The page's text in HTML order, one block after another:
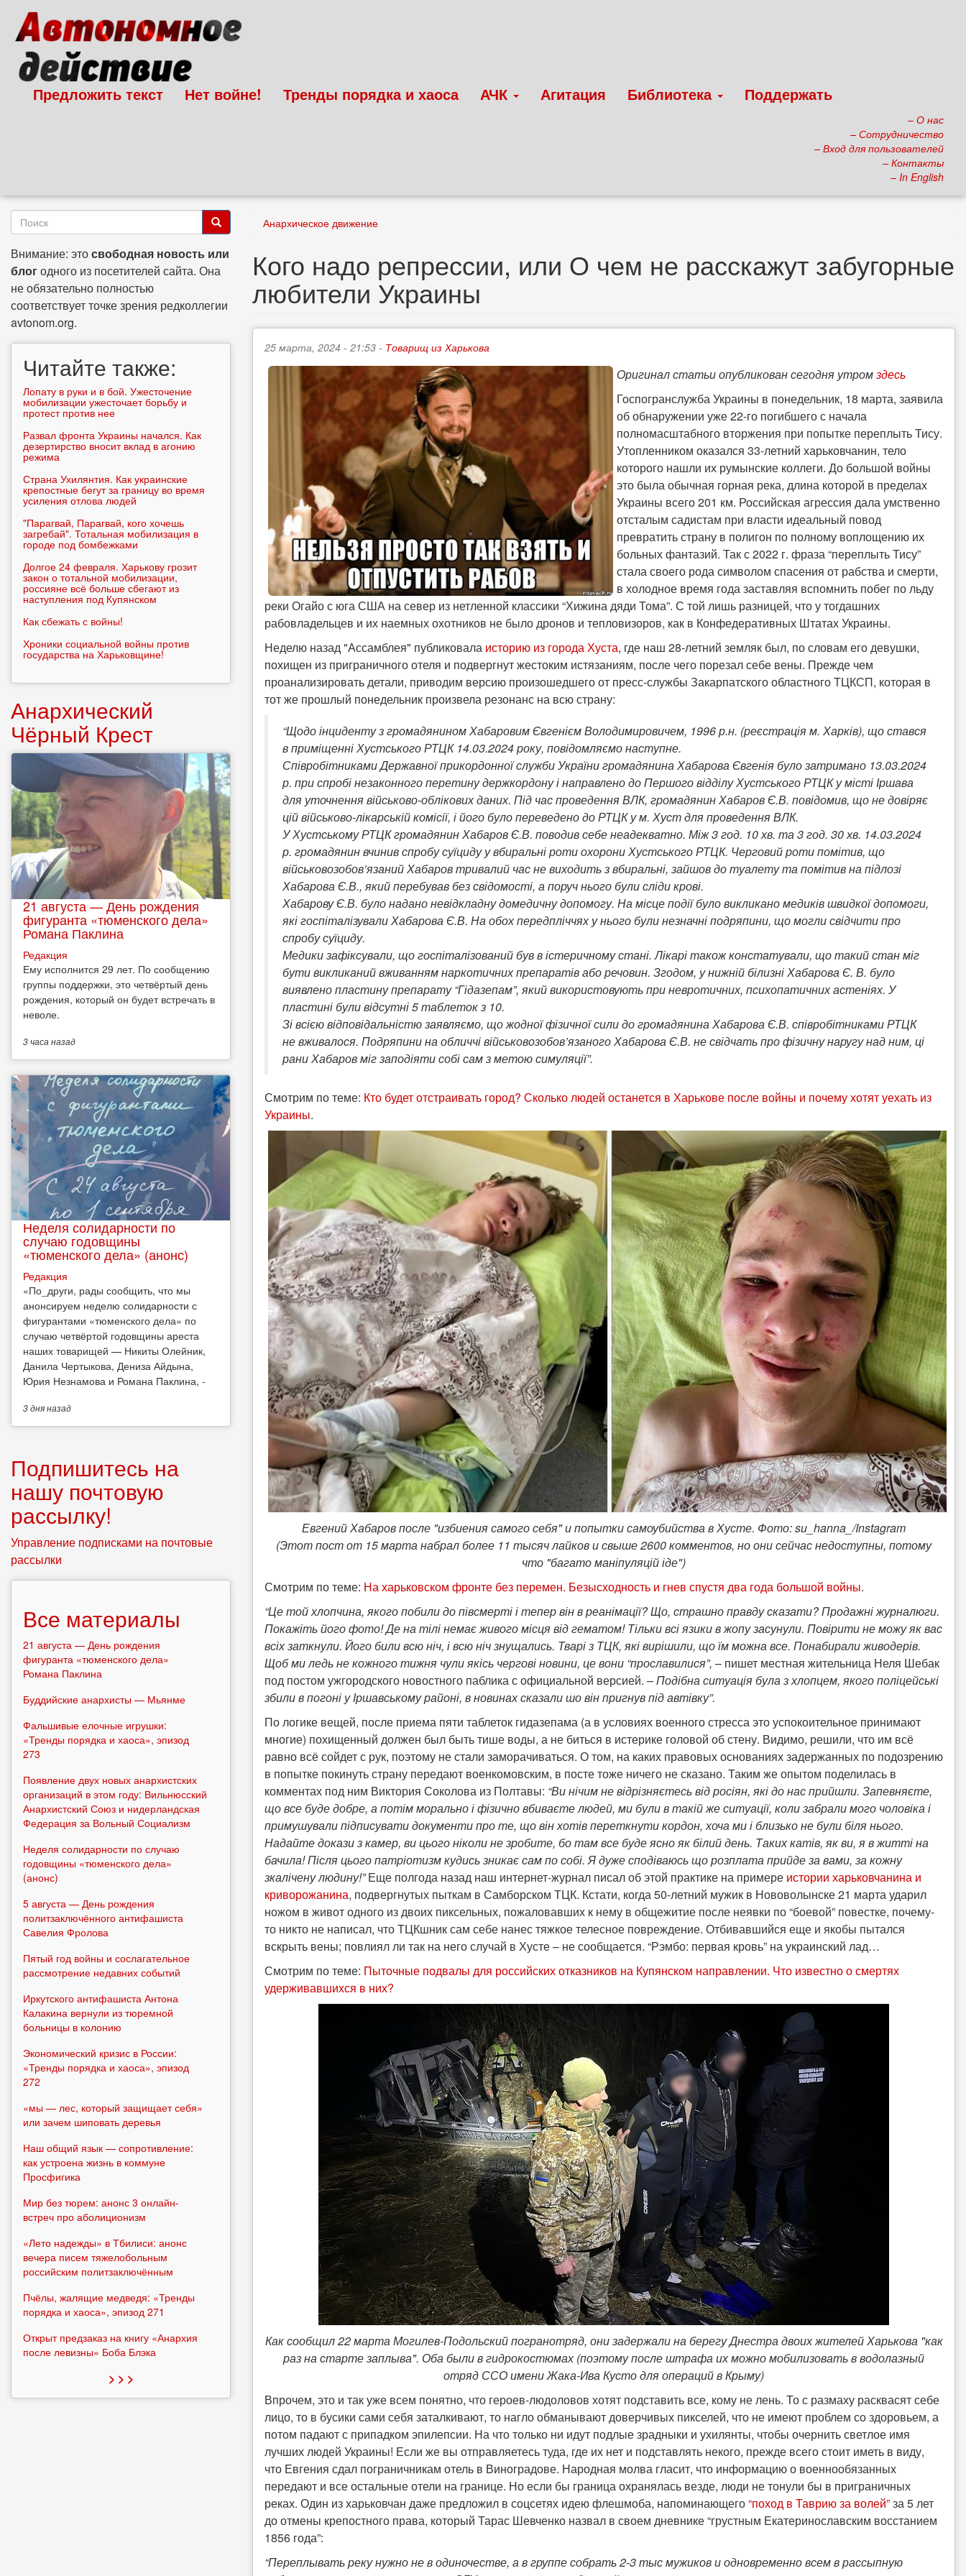
основному
содержанию
Предложить текст Нет войне! Тренды порядка и хаоса АЧК Агитация Библиотека Поддержать
– О нас
– Сотрудничество
– Вход для пользователей
– Контакты
– In English
Анархическое движение
Кого надо репрессии, или О чем не расскажут забугорные
любители Украины
25 марта, 2024 - 21:53 - Товарищ из Харькова
Оригинал статьи опубликован сегодня утромздесь
Госпогранслужба Украины в понедельник, 18 марта, заявила
об обнаружении уже 22-го погибшего с начала
полномасштабного вторжения при попытке переплыть Тису.
Утопленником оказался 33-летний харьковчанин, тело
которого нашли их румынские коллеги. До большой войны
это была обычная горная река, длина которой в пределах
Украины всего 201 км. Российская агрессия дала умственно
отсталым садистам при власти идеальный повод
превратить страну в полигон по полному воплощению их
больных фантазий. Так с 2022 г. фраза “переплыть Тису”
стала своего рода символом спасения от рабства и смерти,
в холодное время года заставляя вспомнить побег по льду
реки Огайо с юга США на север из нетленной классики “Хижина дяди Тома”. С той лишь разницей, что у тогдашних
рабовладельцев и их наемных охотников не было дронов и тепловизоров, как в Конфедеративных Штатах Украины.
Неделю назад "Ассамблея" публиковала историю из города Хуста, где наш 28-летний земляк был, по словам его девушки,
похищен из приграничного отеля и подвергнут жестоким истязаниям, после чего порезал себе вены. Прежде чем
проанализировать детали, приводим версию произошедшего от пресс-службы Закарпатского областного ТЦКСП, которая в
тот же прошлый понедельник произвела резонанс на всю страну:
“Щодо інциденту з громадянином Хабаровим Євгенієм Володимировичем, 1996 р.н. (реєстрація м. Харків), що стався
в приміщенні Хустського РТЦК 14.03.2024 року, повідомляємо наступне.
Співробітниками Державної прикордонної служби України громадянина Хабарова Євгенія було затримано 13.03.2024
р. при спробі незаконного перетину держкордону і направлено до Першого відділу Хустського РТЦК у місті Іршава
для уточнення військово-облікових даних. Під час проведення ВЛК, громадянин Хабаров Є.В. повідомив, що не довіряє
цій військово-лікарській комісії, і його було переведено до РТЦК у м. Хуст для проведення ВЛК.
У Хустському РТЦК громадянин Хабаров Є.В. поводив себе неадекватно. Між 3 год. 10 хв. та 3 год. 30 хв. 14.03.2024
р. громадянин вчинив спробу суїциду у вбиральні роти охорони Хустського РТЦК. Черговий роти помітив, що
військовозобов’язаний Хабаров тривалий час не виходить з вбиральні, зайшов до туалету та помітив на підлозі
Хабарова Є.В., який перебував без свідомості, а поруч нього були сліди крові.
Хабарову Є.В. було надано невідкладну домедичну допомогу. На місце події було викликано медиків швидкої допомоги,
які госпіталізували Хабарова Є.В. На обох передпліччях у нього були незначні подряпини, що могли свідчити про
спробу суїциду.
Медики зафіксували, що госпіталізований був в істеричному стані. Лікарі також констатували, що такий стан міг
бути викликаний вживанням наркотичних препаратів або речовин. Згодом, у нижній білизні Хабарова Є. В. було
виявлено пластину препарату “Гідазепам”, який використовують при невротичних, психопатичних астеніях. У
пластині були відсутні 5 таблеток з 10.
Зі всією відповідальністю заявляємо, що жодної фізичної сили до громадянина Хабарова Є.В. співробітниками РТЦК
не вживалося. Подряпини на обличчі військовозобов’язаного Хабарова Є.В. не свідчать про фізичну наругу над ним, ці
рани Хабаров міг заподіяти собі сам з метою симуляції”.
Смотрим по теме: Кто будет отстраивать город? Сколько людей останется в Харькове после войны и почему хотят уехать из
Украины.
Евгений Хабаров после "избиения самого себя" и попытки самоубийства в Хусте. Фото: su_hanna_/Instagram
(Этот пост от 15 марта набрал более 11 тысяч лайков и свыше 2600 комментов, но они сейчас недоступны, потому
что "багато маніпуляцій іде")
Смотрим по теме: На харьковском фронте без перемен. Безысходность и гнев спустя два года большой войны.
“Це той хлопчина, якого побили до півсмерті і тепер він в реанімації? Що, страшно правду сказати? Продажні журналюги.
Покажіть його фото! Де на тілі немає живого місця від гематом! Тільки всі язики в жопу засунули. Повірити не можу як вас
всіх заткнули. Його били всю ніч, і всю ніч знущались. Тварі з ТЦК, які вирішили, що їм можна все. Понабирали живодерів.
Щоб ми ледь не кожного тижня чули якісь чергові новини, це вони “прославилися”, – пишет местная жительница Неля Шебак
под постом ужгородского новостного паблика с официальной версией. –Подібна ситуація була з хлопцем, якого поліцейські
збили в погоні у Іршавському районі, в новинах сказали шо він пригнув під автівку”.
По логике вещей, после приема пяти таблеток гидазепама (а в условиях военного стресса это успокоительное принимают
многие) похищенный должен был быть тише воды, а не биться в истерике головой об стену. Видимо, решили, что им всё
равно всё сойдет с рук, поэтому не стали заморачиваться. О том, на каких правовых основаниях задержанных по подозрению
в попытке покинуть страну передают военкомовским, в посте тоже ничего не сказано. Таким же опытом поделилась в
комментах под ним Виктория Соколова из Полтавы: “Ви нічим не відрізняєтесь від росіян, які до нас прийшли. Запевняєте,
що все буде добре, а потім морально і фізично вбиваєте людей, ми були в такій же ситуації, коли забрали мого чоловіка і
примушували підписувати документи про те, що він хотів переткнути кордон, хоча ми і близько не були біля нього.
Надайте докази з камер, ви цього ніколи не зробите, бо там все буде ясно як білий день. Таких катів, як ви, я в житті на
бачила! Після цього патріотизм кудись зникає сам по собі. Я дуже сподіваюсь що розплата прийде за вами, за кожну
зкалічену людину!”Еще полгода назад наш интернет-журнал писал об этой практике на примере истории харьковчанина и
криворожанина, подвергнутых пыткам в Самборском ТЦК. Кстати, когда 50-летний мужик в Нововолынске 21 марта ударил
ножом в живот одного из двоих пиксельных, пожаловавших к нему в общежитие после неявки по “боевой” повестке, почему-
то никто не написал, что ТЦКшник сам себе нанес тяжкое телесное повреждение. Отбивавшийся еще и якобы пытался
вскрыть вены; повлиял ли так на него случай в Хусте – не сообщается. “Рэмбо: первая кровь” на украинский лад…
Смотрим по теме: Пыточные подвалы для российских отказников на Купянском направлении. Что известно о смертях
удерживавшихся в них?
Как сообщил 22 марта Могилев-Подольский погранотряд, они задержали на берегу Днестра двоих жителей Харькова "как
раз на старте заплыва". Оба были в гидрокостюмах (поэтому после штрафа их можно мобилизовать в водолазный
отряд ССО имени Жака-Ива Кусто для операций в Крыму)
Впрочем, это и так уже всем понятно, что героев-людоловов хотят подставить все, кому не лень. То с размаху расквасят себе
лицо, то в бусики сами себя заталкивают, то нагло обманывают доверчивых пикселей, что не имеют проблем со здоровьем, а
потом падают с припадком эпилепсии. На что только ни идут подлые зрадныки и ухилянты, чтобы очернить светлое имя
лучших людей Украины! Если же вы отправляетесь туда, где их нет и подставлять некого, прежде всего стоит иметь в виду,
что Евгения сдал пограничникам отель в Виноградове. Народная молва гласит, что информацию о военнообязанных
передают и все остальные отели на границе. Но если бы граница охранялась везде, люди не тонули бы в приграничных
реках. Один из харьковчан даже предложил в соцсетях идею флешмоба, напоминающего“поход в Таврию за волей”за 5 лет
до отмены крепостного права, который Тарас Шевченко назвал в своем дневнике “грустным Екатеринославским восстанием
1856 года”:
“Переплывать реку нужно не в одиночестве, а в группе собрать 2-3 тыс мужиков и одновременно всем в рассыпную
Форма
поиска
Внимание: этосвободная новость или
блогодного из посетителей сайта. Она
не обязательно полностью
соответствует точке зрения редколлегии
avtonom.org.
Читайте также:
Лопату в руки и в бой. Ужесточение
мобилизации ужесточает борьбу и
протест против нее
Развал фронта Украины начался. Как
дезертирство вносит вклад в агонию
режима
Страна Ухилянтия. Как украинские
крепостные бегут за границу во время
усиления отлова людей
"Парагвай, Парагвай, кого хочешь
загребай". Тотальная мобилизация в
городе под бомбежками
Долгое 24 февраля. Харькову грозит
закон о тотальной мобилизации,
россияне всё больше сбегают из
наступления под Купянском
Как сбежать с войны!
Хроники социальной войны против
государства на Харьковщине!
Анархический
Чёрный Крест
21 августа — День рождения
фигуранта «тюменского дела»
Романа Паклина
Редакция
Ему исполнится 29 лет. По сообщению
группы поддержки, это четвёртый день
рождения, который он будет встречать в
неволе.
3 часа назад
Неделя солидарности по
случаю годовщины
«тюменского дела» (анонс)
Редакция
​«По_други, рады сообщить, что мы
анонсируем неделю солидарности с
фигурантами «тюменского дела» по
случаю четвёртой годовщины ареста
наших товарищей — Никиты Олейник,
Данила Чертыкова, Дениза Айдына,
Юрия Незнамова и Романа Паклина, -
3 дняназад
Подпишитесь на
нашу почтовую
рассылку!
Управление подписками на почтовые
рассылки
Все материалы
21 августа — День рождения
фигуранта «тюменского дела»
Романа Паклина
Буддийские анархисты — Мьянме
Фальшивые елочные игрушки:
«Тренды порядка и хаоса», эпизод
273
Появление двух новых анархистских
организаций в этом году: Вильнюсский
Анархистский Союз и нидерландская
Федерация за Вольный Социализм
Неделя солидарности по случаю
годовщины «тюменского дела»
(анонс)
5 августа — День рождения
политзаключённого антифашиста
Савелия Фролова
Пятый год войны и сослагательное
рассмотрение недавних событий
Иркутского антифашиста Антона
Калакина вернули из тюремной
больницы в колонию
Экономический кризис в России:
«Тренды порядка и хаоса», эпизод
272
«мы — лес, который защищает себя»
или зачем шиповать деревья
Наш общий язык — сопротивление:
как устроена жизнь в коммуне
Просфигика
Мир без тюрем: анонс 3 онлайн-
встреч про аболиционизм
«Лето надежды» в Тбилиси: анонс
вечера писем тяжелобольным
российским политзаключённым
Пчёлы, жалящие медведя: «Тренды
порядка и хаоса», эпизод 271
Открыт предзаказ на книгу «Анархия
после левизны» Боба Блэка
> > >